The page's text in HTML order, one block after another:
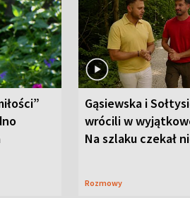
Gąsiewska i
wrócili w
Na szlaku czekał
Rozmowy